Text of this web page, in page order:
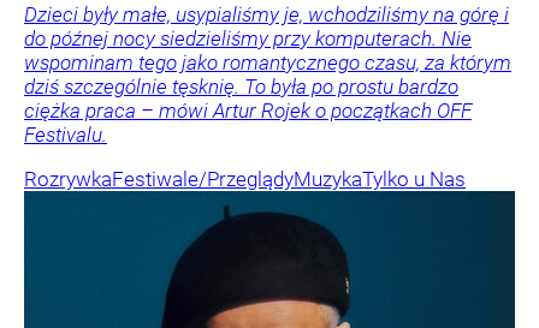
Dzieci były małe, usypialiśmy je, wchodziliśmy na górę i
do późnej nocy siedzieliśmy przy komputerach. Nie
wspominam tego jako romantycznego czasu, za którym
dziś szczególnie tęsknię. To była po prostu bardzo
ciężka praca – mówi Artur Rojek o początkach OFF
Festivalu.
RozrywkaFestiwale/PrzeglądyMuzykaTylko u Nas